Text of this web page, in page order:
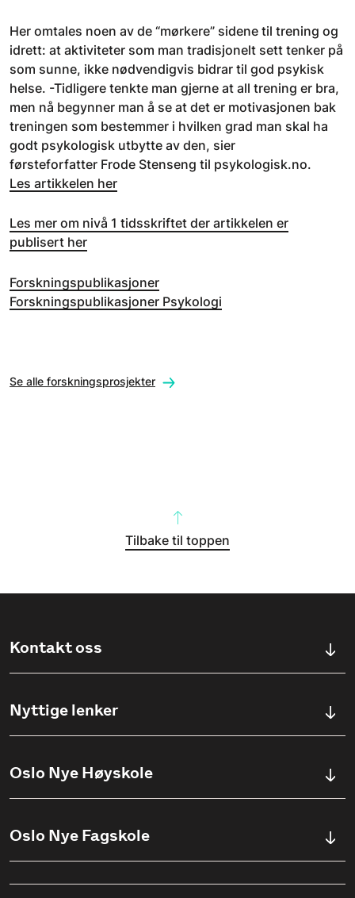
Her omtales noen av de “mørkere” sidene til trening og
idrett: at aktiviteter som man tradisjonelt sett tenker på
som sunne, ikke nødvendigvis bidrar til god psykisk
helse. -Tidligere tenkte man gjerne at all trening er bra,
men nå begynner man å se at det er motivasjonen bak
treningen som bestemmer i hvilken grad man skal ha
godt psykologisk utbytte av den, sier
førsteforfatter Frode Stenseng til psykologisk.no.
Les artikkelen her
Les mer om nivå 1 tidsskriftet der artikkelen er
publisert her
Forskningspublikasjoner
Forskningspublikasjoner Psykologi
Se alle forskningsprosjekter
Tilbake til toppen
Kontakt oss
Ullevålsveien 76, 0454 OSLO
(+47) 23 23 38 20
Nyttige lenker
Søknadsinfo
Pensumlister
Aktuelt
Oslo Nye Høyskole
Institutter
Oslo Nye Fagskole
Om Fagskolen